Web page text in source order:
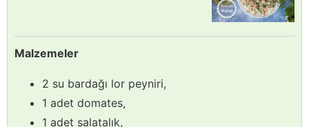
Malzemeler
2 su bardağı lor peyniri,
1 adet domates,
1 adet salatalık,